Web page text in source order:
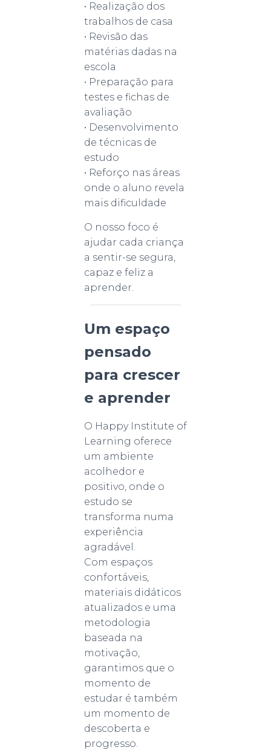
• Realização dos
trabalhos de casa
• Revisão das
matérias dadas na
escola
• Preparação para
testes e fichas de
avaliação
• Desenvolvimento
de técnicas de
estudo
• Reforço nas áreas
onde o aluno revela
mais dificuldade
O nosso foco é
ajudar cada criança
a sentir-se segura,
capaz e feliz a
aprender.
Um espaço
pensado
para crescer
e aprender
O Happy Institute of
Learning oferece
um ambiente
acolhedor e
positivo, onde o
estudo se
transforma numa
experiência
agradável.
Com espaços
confortáveis,
materiais didáticos
atualizados e uma
metodologia
baseada na
motivação,
garantimos que o
momento de
estudar é também
um momento de
descoberta e
progresso.